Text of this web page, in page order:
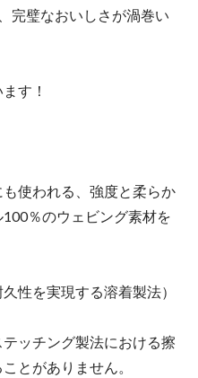
完璧なおいしさが渦巻い
す！
使われる、強度と柔らか
％のウェビング素材を
性を実現する溶着製法）
ッチング製法における擦
とがありません。